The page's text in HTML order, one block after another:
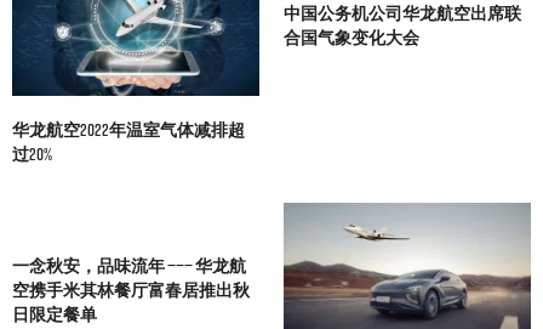
华龙航空2022年温室气体减排超
过20%
中国公务机公司华龙航空出席联
合国气象变化大会
一念秋安，品味流年 ——— 华龙航
空携手米其林餐厅富春居推出秋
日限定餐单